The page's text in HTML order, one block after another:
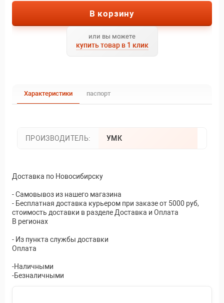
В корзину
или вы можете
купить товар в 1 клик
Характеристики паспорт
ПРОИЗВОДИТЕЛЬ: УМК
Доставка по Новосибирску
- Самовывоз из нашего магазина
- Бесплатная доставка курьером при заказе от 5000 руб,
стоимость доставки в разделе Доставка и Оплата
В регионах
- Из пункта службы доставки
Оплата
-Наличными
-Безналичными